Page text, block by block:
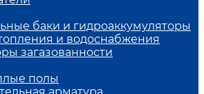
баки и гидроаккумуляторы
и водоснабжения
загазованности
полы